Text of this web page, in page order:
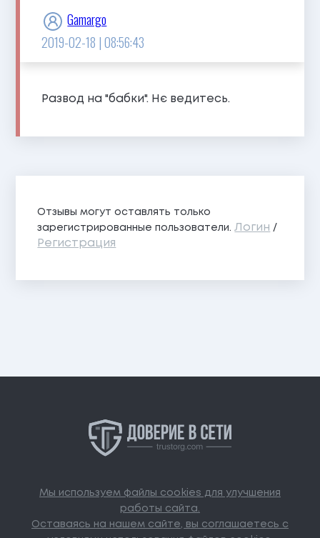
2019-02-18 | 08:56:43
Gamargo
Развод на "бабки". Нє ведитесь.
Отзывы могут оставлять только
зарегистрированные пользователи.Логин /
Регистрация
Мы используем файлы cookies для улучшения
работы сайта.
Оставаясь на нашем сайте, вы соглашаетесь с